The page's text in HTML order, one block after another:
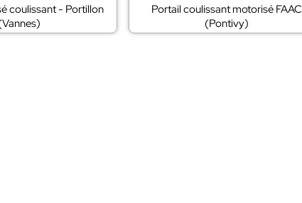
coulissant - Portillon
Portail coulissant motorisé FAAC
(Pontivy)